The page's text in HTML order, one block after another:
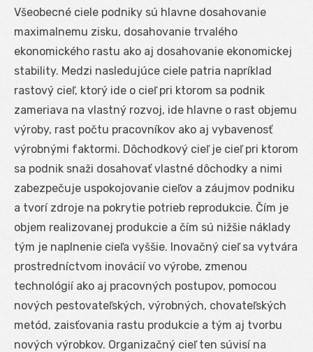
Všeobecné ciele podniky sú hlavne dosahovanie
maximalnemu zisku, dosahovanie trvalého
ekonomického rastu ako aj dosahovanie ekonomickej
stability. Medzi nasledujúce ciele patria napríklad
rastový cieľ, ktorý ide o cieľ pri ktorom sa podnik
zameriava na vlastný rozvoj, ide hlavne o rast objemu
výroby, rast počtu pracovníkov ako aj vybavenosť
výrobnými faktormi. Dôchodkový cieľ je cieľ pri ktorom
sa podnik snaži dosahovať vlastné dôchodky a nimi
zabezpečuje uspokojovanie cieľov a záujmov podniku
a tvorí zdroje na pokrytie potrieb reprodukcie. Čím je
objem realizovanej produkcie a čím sú nižšie náklady
tým je naplnenie cieľa vyššie. Inovačný cieľ sa vytvára
prostredníctvom inovácií vo výrobe, zmenou
technológií ako aj pracovných postupov, pomocou
nových pestovateľských, výrobných, chovateľských
metód, zaisťovania rastu produkcie a tým aj tvorbu
nových výrobkov. Organizačný cieľ ten súvisí na